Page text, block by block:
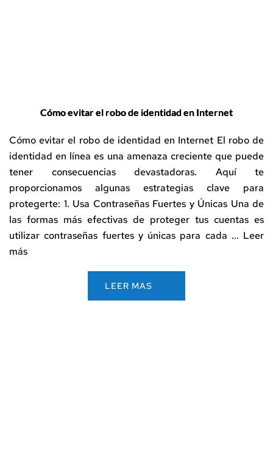
Cómo evitar el robo de identidad en Internet
Cómo evitar el robo de identidad en Internet El robo de
identidad en línea es una amenaza creciente que puede
tener consecuencias devastadoras. Aquí te
proporcionamos algunas estrategias clave para
protegerte: 1. Usa Contraseñas Fuertes y Únicas Una de
las formas más efectivas de proteger tus cuentas es
utilizar contraseñas fuertes y únicas para cada ... Leer
más
LEER MAS